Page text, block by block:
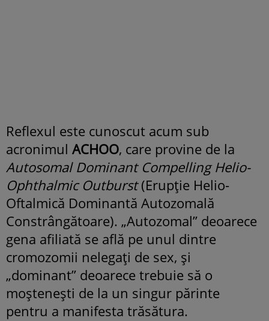
Reflexul este cunoscut acum sub
acronimul ACHOO, care provine de la
Autosomal Dominant Compelling Helio-
Ophthalmic Outburst(Erupție Helio-
Oftalmică Dominantă Autozomală
Constrângătoare). „Autozomal” deoarece
gena afiliată se află pe unul dintre
cromozomii nelegați de sex, și
„dominant” deoarece trebuie să o
moștenești de la un singur părinte
pentru a manifesta trăsătura.